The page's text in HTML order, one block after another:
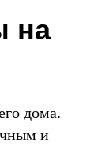
на
дома.
и